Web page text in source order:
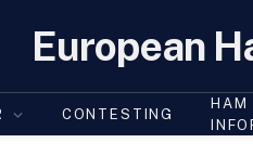
European
CONTESTING
HAM